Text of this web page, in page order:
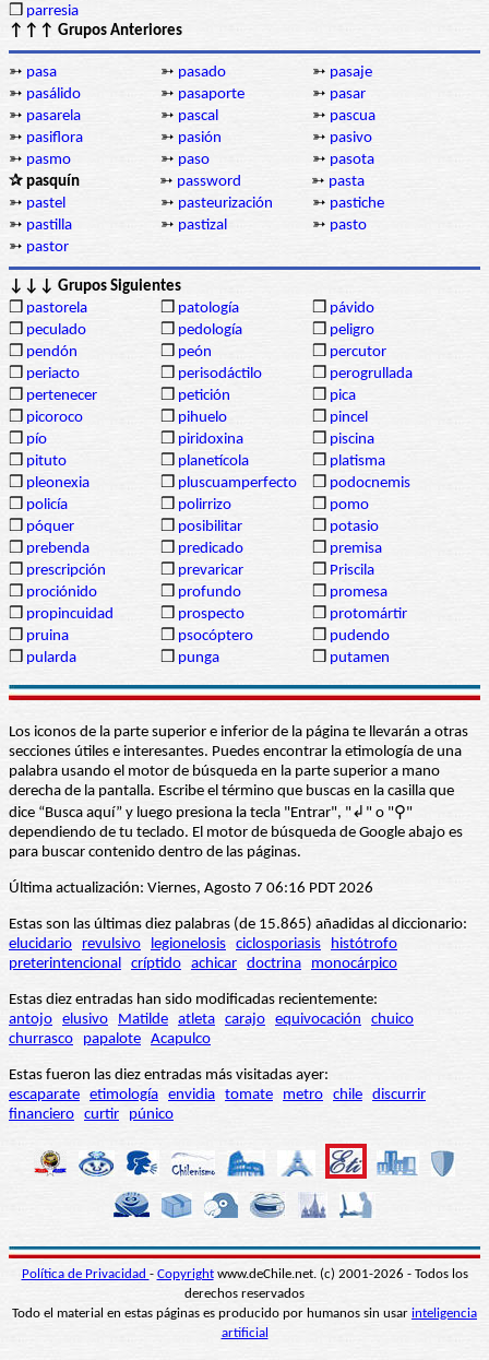
❒ parresia
↑↑↑ Grupos Anteriores
➳ pasa ➳ pasado ➳ pasaje
➳ pasálido ➳ pasaporte ➳ pasar
➳ pasarela ➳ pascal ➳ pascua
➳ pasiflora ➳ pasión ➳ pasivo
➳ pasmo ➳ paso ➳ pasota
✰ pasquín
➳ password ➳ pasta
➳ pastel ➳ pasteurización ➳ pastiche
➳ pastilla ➳ pastizal ➳ pasto
➳ pastor
↓↓↓ Grupos Siguientes
❒ pastorela ❒ patología ❒ pávido
❒ peculado ❒ pedología ❒ peligro
❒ pendón ❒ peón ❒ percutor
❒ periacto ❒ perisodáctilo ❒ perogrullada
❒ pertenecer ❒ petición ❒ pica
❒ picoroco ❒ pihuelo ❒ pincel
❒ pío ❒ piridoxina ❒ piscina
❒ pituto ❒ planetícola ❒ platisma
❒ pleonexia ❒ pluscuamperfecto ❒ podocnemis
❒ policía ❒ polirrizo ❒ pomo
❒ póquer ❒ posibilitar ❒ potasio
❒ prebenda ❒ predicado ❒ premisa
❒ prescripción ❒ prevaricar ❒ Priscila
❒ prociónido ❒ profundo ❒ promesa
❒ propincuidad ❒ prospecto ❒ protomártir
❒ pruina ❒ psocóptero ❒ pudendo
❒ pularda ❒ punga ❒ putamen
Los iconos de la parte superior e inferior de la página te llevarán a otras
secciones útiles e interesantes. Puedes encontrar la etimología de una
palabra usando el motor de búsqueda en la parte superior a mano
derecha de la pantalla. Escribe el término que buscas en la casilla que
dice “Busca aquí” y luego presiona la tecla "Entrar", "↲" o "⚲"
dependiendo de tu teclado. El motor de búsqueda de Google abajo es
para buscar contenido dentro de las páginas.
Última actualización: Viernes, Agosto 7 06:16 PDT 2026
Estas son las últimas diez palabras (de 15.865) añadidas al diccionario:
elucidario
revulsivo legionelosis ciclosporiasis
histótrofo
preterintencional críptido achicar doctrina monocárpico
Estas diez entradas han sido modificadas recientemente:
antojo elusivo Matilde atleta carajo equivocación
chuico
churrasco
papalote Acapulco
Estas fueron las diez entradas más visitadas ayer:
escaparate etimología envidia tomate metro chile discurrir
financiero curtir púnico
Política de Privacidad - Copyrightwww.deChile.net. (c) 2001-2026 - Todos los
derechos reservados
Todo el material en estas páginas es producido por humanos sin usar inteligencia
artificial